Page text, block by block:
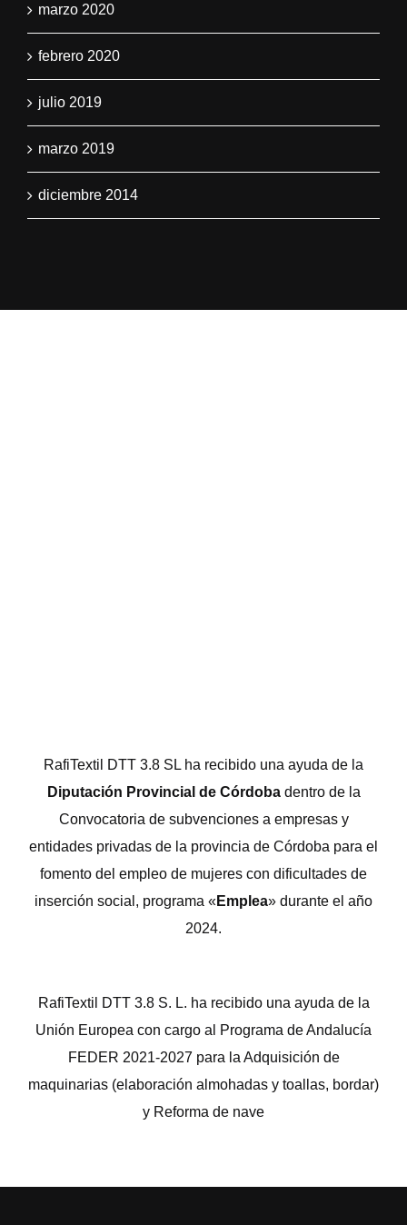
marzo 2020
febrero 2020
julio 2019
marzo 2019
diciembre 2014
RafiTextil DTT 3.8 SL ha recibido una ayuda de la
Diputación Provincial de Córdobadentro de la
Convocatoria de subvenciones a empresas y
entidades privadas de la provincia de Córdoba para el
fomento del empleo de mujeres con dificultades de
inserción social, programa «Emplea» durante el año
2024.
RafiTextil DTT 3.8 S. L. ha recibido una ayuda de la
Unión Europea con cargo al Programa de Andalucía
FEDER 2021-2027 para la Adquisición de
maquinarias (elaboración almohadas y toallas, bordar)
y Reforma de nave